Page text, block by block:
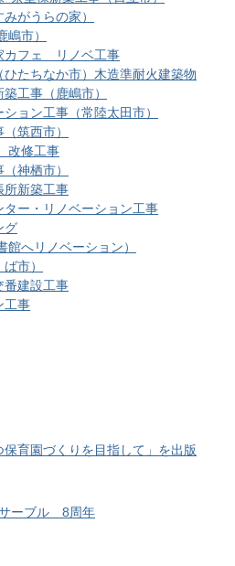
がうらの家）
市）
カフェ リノベ工事
たちなか市）木造準耐火建築物
工事（鹿嶋市）
ョン工事（常陸太田市）
筑西市）
改修工事
神栖市）
所新築工事
ー・リノベーション工事
グ
へリノベーション）
市）
番建設工事
工事
育園づくりを目指して」を出版
ーブル 8周年